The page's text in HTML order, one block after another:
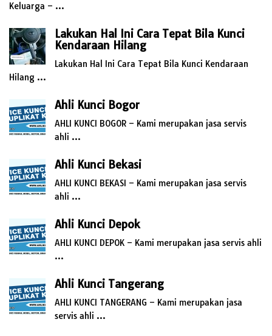
Keluarga – …
Lakukan Hal Ini Cara Tepat Bila Kunci
Kendaraan Hilang
Lakukan Hal Ini Cara Tepat Bila Kunci Kendaraan
Hilang …
Ahli Kunci Bogor
AHLI KUNCI BOGOR – Kami merupakan jasa servis
ahli …
Ahli Kunci Bekasi
AHLI KUNCI BEKASI – Kami merupakan jasa servis
ahli …
Ahli Kunci Depok
AHLI KUNCI DEPOK – Kami merupakan jasa servis ahli
…
Ahli Kunci Tangerang
AHLI KUNCI TANGERANG – Kami merupakan jasa
servis ahli …